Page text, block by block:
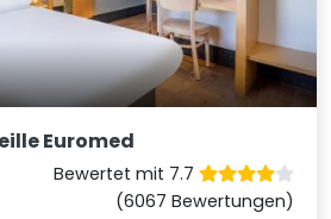
Euromed
Bewertet mit 7.7
(6067 Bewertungen)